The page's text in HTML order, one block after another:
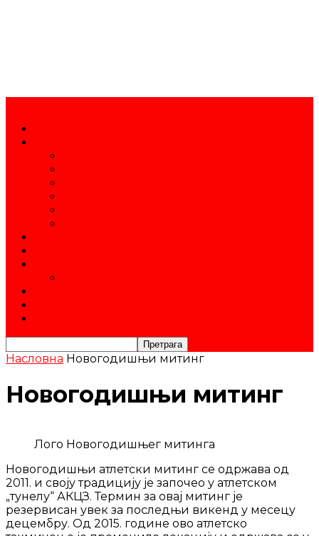
Насловна Новогодишњи митинг
Новогодишњи митинг
Лого Новогодишњег митинга
Новогодишњи атлетски митинг се одржава од
2011. и своју традицију је започео у атлетском
„тунелу“ АКЦЗ. Термин за овај митинг је
резервисан увек за последњи викенд у месецу
децембру. Од 2015. године ово атлетско